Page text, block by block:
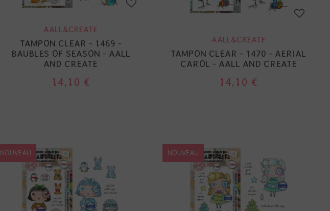
AALL&CREATE
TAMPON CLEAR - 1469 -
BAUBLES OF SEASON - AALL
AND CREATE
14,10 €
AALL&CREATE
TAMPON CLEAR - 1470 - AERIAL
CAROL - AALL AND CREATE
14,10 €
NOUVEAU NOUVEAU